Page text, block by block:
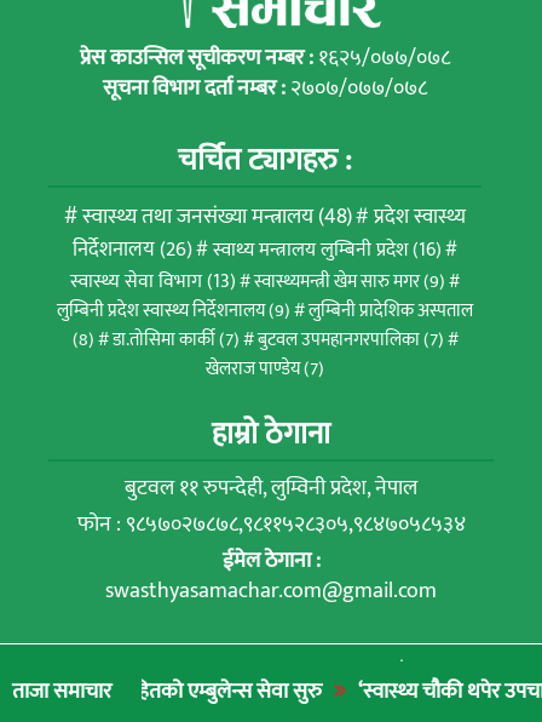
ताजा समाचारएम्बुलेन्स सेवा सुरु ‘स्वास्थ्य चौकी थपेर उपचार गर्नुभन्दा
प्रेस काउन्सिल सूचीकरण नम्बर :१६२५/०७७/०७८
सूचना विभाग दर्ता नम्बर :२७०७/०७७/०७८
चर्चित ट्यागहरु :
स्वास्थ्य तथा जनसंख्या मन्त्रालय(48)
प्रदेश स्वास्थ्य
निर्देशनालय(26) स्वाथ्य मन्त्रालय लुम्बिनी प्रदेश(16)
स्वास्थ्य सेवा विभाग(13) स्वास्थ्यमन्त्री खेम सारु मगर(9)
लुम्बिनी प्रदेश स्वास्थ्य निर्देशनालय(9)
लुम्बिनी प्रादेशिक अस्पताल
(8)
डा.तोसिमा कार्की(7) बुटवल उपमहानगरपालिका(7)
खेलराज पाण्डेय(7)
हाम्रो ठेगाना
बुटवल ११ रुपन्देही, लुम्विनी प्रदेश, नेपाल
फोन : ९८५७०२७८७८,९८११५२८३०५,९८४७०५८५३४
ईमेल ठेगाना :
swasthyasamachar.com@gmail.com
© Rupandehi Media Network Pvt. Ltd. | All rights
reserved 2022.